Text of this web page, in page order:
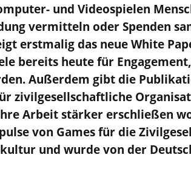
und Videospielen
vermitteln oder Spenden
erstmalig das neue White
bereits heute für
Außerdem gibt die
zivilgesellschaftliche
Arbeit stärker erschließen
von Games für die
und wurde von der